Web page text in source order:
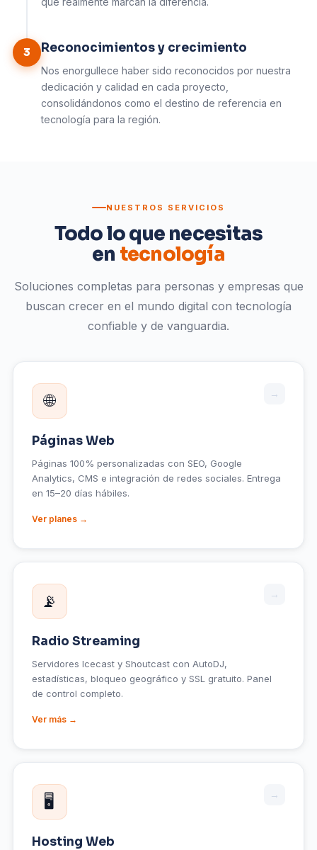
3 Reconocimientos y crecimiento
Nos enorgullece haber sido reconocidos por nuestra
dedicación y calidad en cada proyecto,
consolidándonos como el destino de referencia en
tecnología para la región.
NUESTROS SERVICIOS
Todo lo que necesitas
en tecnología
Soluciones completas para personas y empresas que
buscan crecer en el mundo digital con tecnología
confiable y de vanguardia.
🌐 →
Páginas Web
Páginas 100% personalizadas con SEO, Google
Analytics, CMS e integración de redes sociales. Entrega
en 15–20 días hábiles.
Ver planes →
📡 →
Radio Streaming
Servidores Icecast y Shoutcast con AutoDJ,
estadísticas, bloqueo geográfico y SSL gratuito. Panel
de control completo.
Ver más →
🖥️ →
Hosting Web